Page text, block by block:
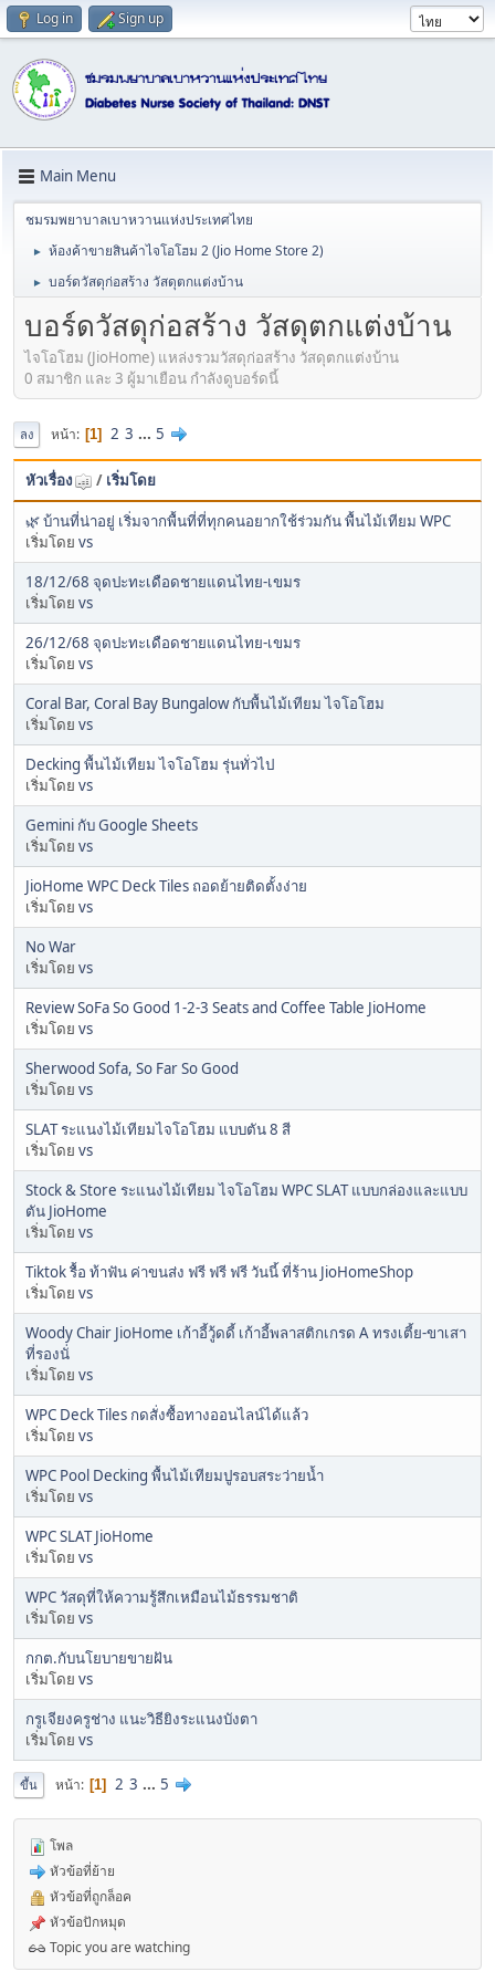
Log in Sign up
Main Menu
ชมรมพยาบาลเบาหวานแห่งประเทศไทย
► ห้องค้าขายสินค้าไจโอโฮม 2 (Jio Home Store 2)
► บอร์ดวัสดุก่อสร้าง วัสดุตกแต่งบ้าน
บอร์ดวัสดุก่อสร้าง วัสดุตกแต่งบ้าน
ไจโอโฮม (JioHome) แหล่งรวมวัสดุก่อสร้าง วัสดุตกแต่งบ้าน
0 สมาชิก และ 3 ผู้มาเยือน กำลังดูบอร์ดนี้
ลง หน้า 1 2 3 ... 5
หัวเรื่อง / เริ่มโดย
🌿 บ้านที่น่าอยู่ เริ่มจากพื้นที่ที่ทุกคนอยากใช้ร่วมกัน พื้นไม้เทียม WPC
เริ่มโดย vs
18/12/68 จุดปะทะเดือดชายแดนไทย-เขมร
เริ่มโดย vs
26/12/68 จุดปะทะเดือดชายแดนไทย-เขมร
เริ่มโดย vs
Coral Bar, Coral Bay Bungalow กับพื้นไม้เทียม ไจโอโฮม
เริ่มโดย vs
Decking พื้นไม้เทียม ไจโอโฮม รุ่นทั่วไป
เริ่มโดย vs
Gemini กับ Google Sheets
เริ่มโดย vs
JioHome WPC Deck Tiles ถอดย้ายติดตั้งง่าย
เริ่มโดย vs
No War
เริ่มโดย vs
Review SoFa So Good 1-2-3 Seats and Coffee Table JioHome
เริ่มโดย vs
Sherwood Sofa, So Far So Good
เริ่มโดย vs
SLAT ระแนงไม้เทียมไจโอโฮม แบบตัน 8 สี
เริ่มโดย vs
Stock & Store ระแนงไม้เทียม ไจโอโฮม WPC SLAT แบบกล่องและแบบ
ตัน JioHome
เริ่มโดย vs
Tiktok รื้อ ท้าฟัน ค่าขนส่ง ฟรี ฟรี ฟรี วันนี้ ที่ร้าน JioHomeShop
เริ่มโดย vs
Woody Chair JioHome เก้าอี้วู้ดดี้ เก้าอี้พลาสติกเกรด A ทรงเตี้ย-ขาเสา
ที่รองนั่
เริ่มโดย vs
WPC Deck Tiles กดสั่งซื้อทางออนไลน์ได้แล้ว
เริ่มโดย vs
WPC Pool Decking พื้นไม้เทียมปูรอบสระว่ายน้ำ
เริ่มโดย vs
WPC SLAT JioHome
เริ่มโดย vs
WPC วัสดุที่ให้ความรู้สึกเหมือนไม้ธรรมชาติ
เริ่มโดย vs
กกต.กับนโยบายขายฝัน
เริ่มโดย vs
กรูเจียงครูช่าง แนะวิธียิงระแนงบังตา
เริ่มโดย vs
ขึ้น หน้า 1 2 3 ... 5
โพล
หัวข้อที่ย้าย
หัวข้อที่ถูกล็อค
หัวข้อปักหมุด
Topic you are watching